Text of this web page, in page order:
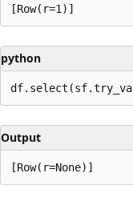
python
Output